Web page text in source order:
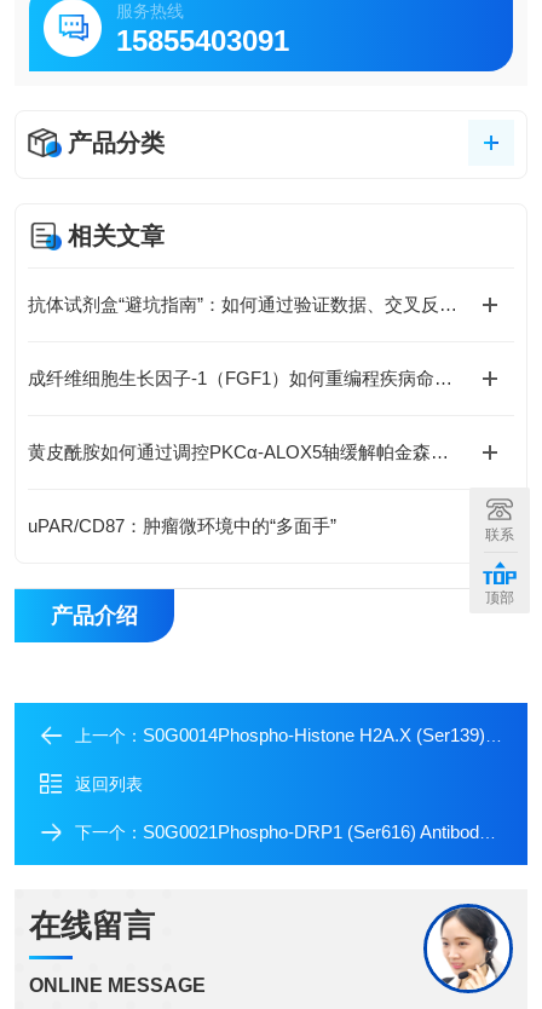
服务热线
15855403091
产品分类
相关文章
抗体试剂盒“避坑指南”：如何通过验证数据、交叉反应率、批次稳定性选对产品？
成纤维细胞生长因子-1（FGF1）如何重编程疾病命运与国自然研究新范式
黄皮酰胺如何通过调控PKCα-ALOX5轴缓解帕金森病神经损伤？
uPAR/CD87：肿瘤微环境中的“多面手”
产品介绍
上一个： S0G0014Phospho-Histone H2A.X (Ser139) Antibody Duo
返回列表
下一个： S0G0021Phospho-DRP1 (Ser616) Antibody Duo
在线留言
ONLINE MESSAGE
联系
顶部